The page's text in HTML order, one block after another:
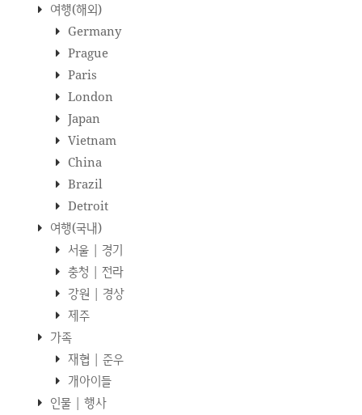
여행(해외)
Germany
Prague
Paris
London
Japan
Vietnam
China
Brazil
Detroit
여행(국내)
서울 | 경기
충청 | 전라
강원 | 경상
제주
가족
재협 | 준우
개아이들
인물 | 행사